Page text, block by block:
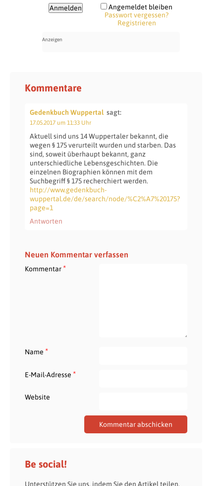
Angemeldet bleiben
Passwort vergessen?
Registrieren
Kommentare
Gedenkbuch Wuppertal sagt:
17.05.2017 um 11:33 Uhr
Aktuell sind uns 14 Wuppertaler bekannt, die
wegen § 175 verurteilt wurden und starben. Das
sind, soweit überhaupt bekannt, ganz
unterschiedliche Lebensgeschichten. Die
einzelnen Biographien können mit dem
Suchbegriff § 175 recherchiert werden.
http://www.gedenkbuch-
wuppertal.de/de/search/node/%C2%A7%20175?
page=1
Antworten
Neuen Kommentar verfassen
Kommentar*
Name *
E-Mail-Adresse *
Website
Be social!
Unterstützen Sie uns, indem Sie den Artikel teilen.